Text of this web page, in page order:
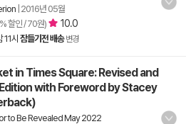
2016년 05월
할인 / 70원) 10.0
11시 잠들기전 배송 변경
in Times Square: Revised and
with Foreword by Stacey
to Be Revealed May 2022